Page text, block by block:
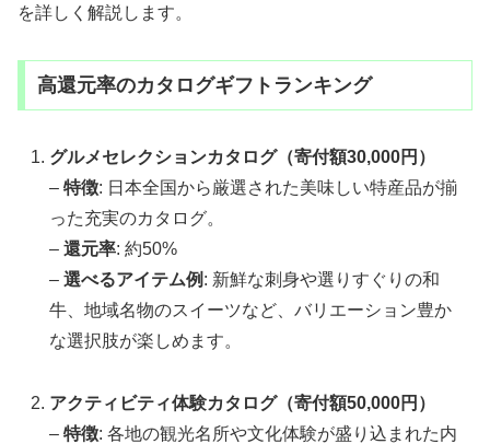
を詳しく解説します。
高還元率のカタログギフトランキング
グルメセレクションカタログ（寄付額30,000円）
–特徴: 日本全国から厳選された美味しい特産品が揃
った充実のカタログ。
–還元率: 約50%
–選べるアイテム例 : 新鮮な刺身や選りすぐりの和
牛、地域名物のスイーツなど、バリエーション豊か
な選択肢が楽しめます。
アクティビティ体験カタログ（寄付額50,000円）
–特徴: 各地の観光名所や文化体験が盛り込まれた内